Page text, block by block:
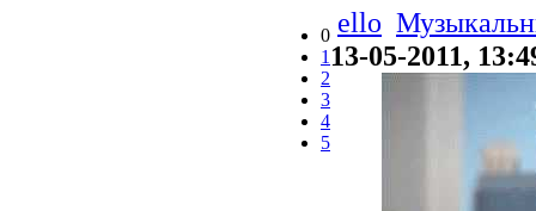
0
1
2
3
4
5
ello
13-05-2011,